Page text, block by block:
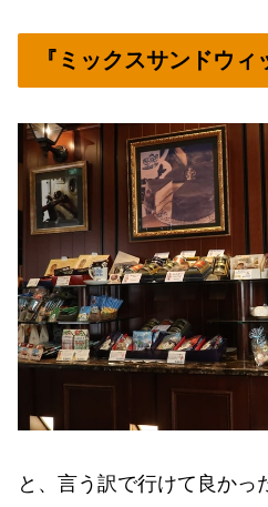
『ミックスサンドウ
と、言う訳で行けて良かっ